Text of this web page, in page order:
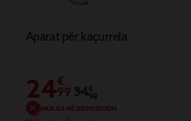
Aparat për kaçurrela
24€
99
NUK KA NË DISPOZICION